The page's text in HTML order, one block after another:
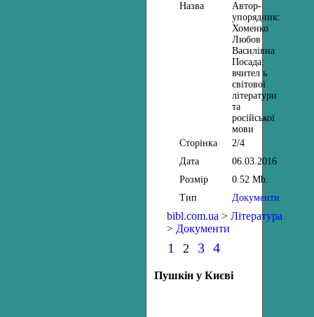
Назва
Автор-
упорядник:
Хоменко
Любов
Василівна
Посада:
вчител ь
світової
літератури
та
російської
мови
Сторінка
2/4
Дата
06.03.2016
Розмір
0.52 Mb.
Тип
Документи
bibl.com.ua > Література
> Документи
1 2 3 4
Пушкін у Києві